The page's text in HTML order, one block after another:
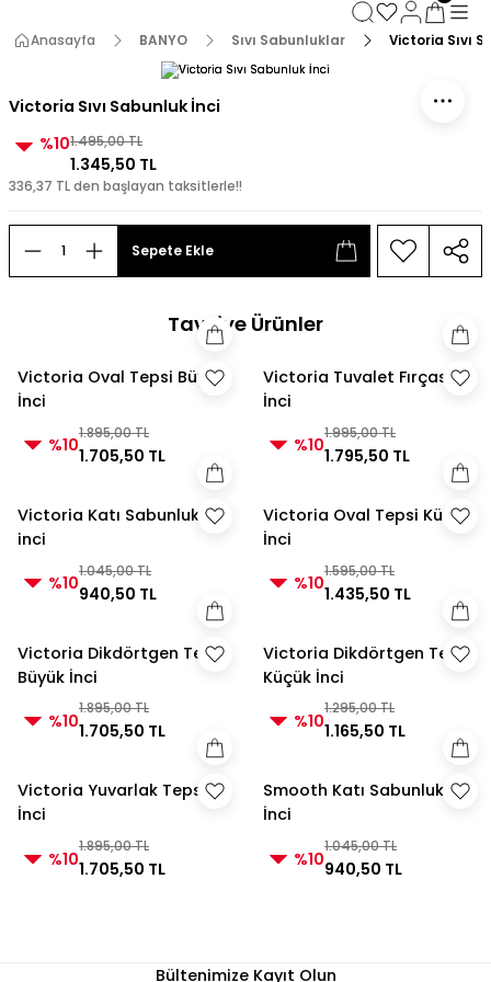
3000 TL ve Üzeri Alışverişlerde Kargo Bedava! 2
3000 TL ve Üzeri Alışverişlerde Kargo Bedava!
3000 TL ve Üzeri Alışverişlerde Kargo Bedava!
Anasayfa BANYO Sıvı Sabunluklar Victoria Sıvı
Victoria Sıvı Sabunluk İnci
%101.495,00 TL
1.345,50 TL
336,37 TL den başlayan taksitlerle!!
Sepete Ekle
Tavsiye Ürünler
Victoria Oval Tepsi Büyük
İnci
%10
1.895,00 TL
1.705,50 TL
Victoria Tuvalet Fırçası
İnci
%10
1.995,00 TL
1.795,50 TL
Victoria Katı Sabunluk
inci
%10
1.045,00 TL
940,50 TL
Victoria Oval Tepsi Küçük
İnci
%10
1.595,00 TL
1.435,50 TL
Victoria Dikdörtgen Tepsi
Büyük İnci
%10
1.895,00 TL
1.705,50 TL
Victoria Dikdörtgen Tepsi
Küçük İnci
%10
1.295,00 TL
1.165,50 TL
Victoria Yuvarlak Tepsi
İnci
%10
1.895,00 TL
1.705,50 TL
Smooth Katı Sabunluk
İnci
%10
1.045,00 TL
940,50 TL
Bültenimize Kayıt Olun